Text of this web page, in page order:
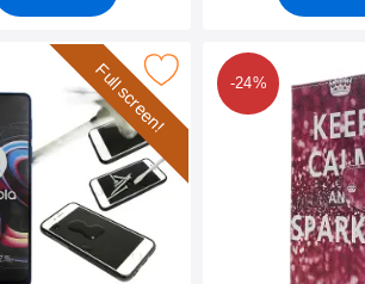
Full screen!
Glas skydd Motorola Edge 20 Pro
-24%
Makera